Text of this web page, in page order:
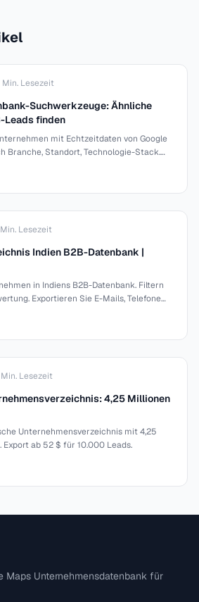
Min. Lesezeit
Suchwerkzeuge: Ähnliche
Leads finden
mit Echtzeitdaten von Google
Branche, Standort, Technologie-Stack.
Min. Lesezeit
Indien B2B-Datenbank |
in Indiens B2B-Datenbank. Filtern
Exportieren Sie E-Mails, Telefone
Min. Lesezeit
4,25 Millionen
Unternehmensverzeichnis mit 4,25
ab 52 $ für 10.000 Leads.
Maps Unternehmensdatenbank für